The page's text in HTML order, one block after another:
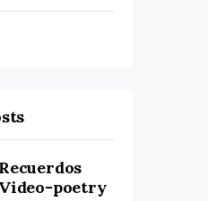
Recuerdos
Video-poetry